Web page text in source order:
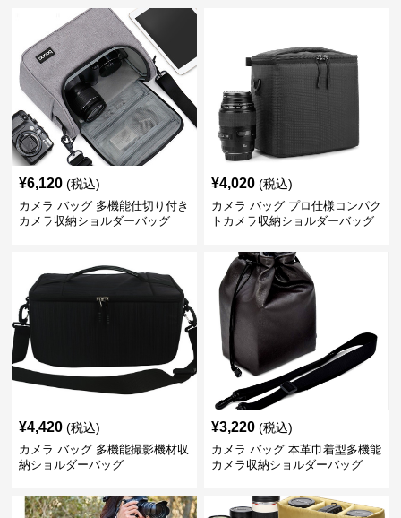
¥6,120 (税込)
カメラ バッグ 多機能仕切り付き
カメラ収納ショルダーバッグ
¥4,020 (税込)
カメラ バッグ プロ仕様コンパク
トカメラ収納ショルダーバッグ
¥4,420 (税込)
カメラ バッグ 多機能撮影機材収
納ショルダーバッグ
¥3,220 (税込)
カメラ バッグ 本革巾着型多機能
カメラ収納ショルダーバッグ